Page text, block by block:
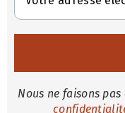
Nous ne faisons